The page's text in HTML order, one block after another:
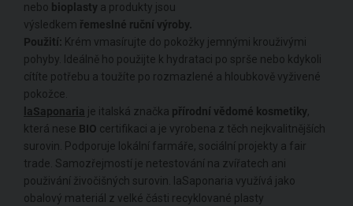
nebo bioplasty a produkty jsou
výsledkem řemeslné ruční výroby.
Použití: Krém vmasírujte do pokožky jemnými krouživými
pohyby. Ideálně ho použijte k hydrataci po sprše nebo kdykoli
cítíte potřebu a toužíte po rozmazlené a hloubkově vyživené
pokožce.
laSaponaria je italská značka přírodní vědomé kosmetiky,
která nese BIO certifikaci a je vyrobena z těch nejkvalitnějších
surovin. Podporuje lokální farmáře, sociální projekty a fair
trade. Samozřejmostí je netestování na zvířatech ani
použivání živočišných surovin. laSaponaria využívá jako
obalový materiál z velké části recyklované plasty